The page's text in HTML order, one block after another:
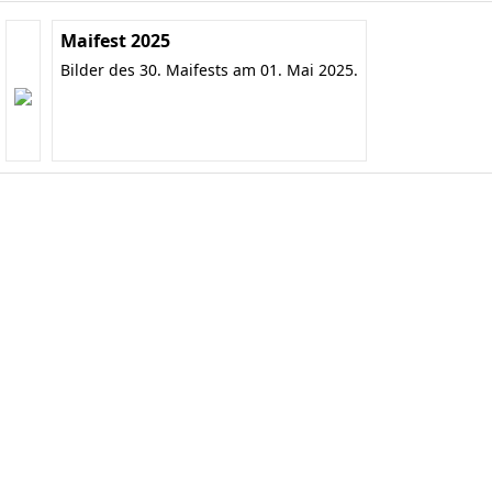
Maifest 2025
Bilder des 30. Maifests am 01. Mai 2025.